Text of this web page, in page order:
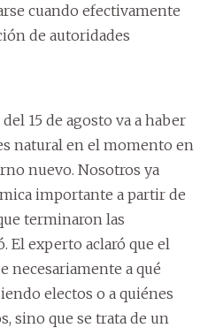
cuando efectivamente
de autoridades
15 de agosto va a haber
natural en el momento en
nuevo. Nosotros ya
importante a partir de
terminaron las
El experto aclaró que el
necesariamente a qué
electos o a quiénes
sino que se trata de un